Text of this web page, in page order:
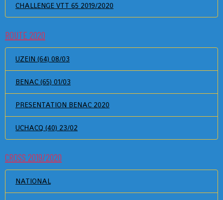
CHALLENGE VTT 65 2019/2020
ROUTE 2020
UZEIN (64) 08/03
BENAC (65) 01/03
PRESENTATION BENAC 2020
UCHACQ (40) 23/02
CROSS 2019/2020
NATIONAL